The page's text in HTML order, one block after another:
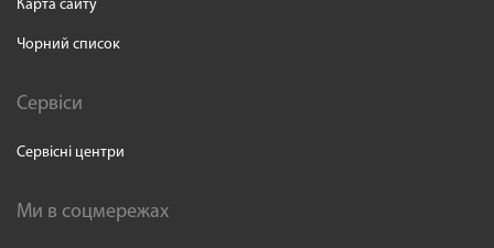
Карта сайту
Чорний список
Сервіси
Сервісні центри
Ми в соцмережах